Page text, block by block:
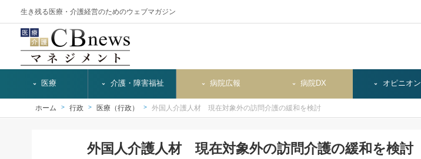
生き残る医療・介護経営のためのウェブマガジン
医療 介護・障害福祉 病院広報 病院DX オピニオン
ホーム 行政 医療（行政） 外国人介護人材 現在対象外の訪問介護の緩和を検討
外国人介護人材 現在対象外の訪問介護の緩和を検討